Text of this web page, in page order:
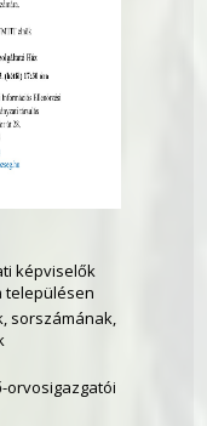
képviselők
településen
sorszámának,
orvosigazgatói